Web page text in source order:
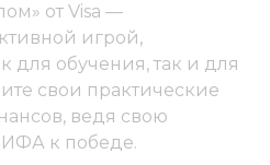
от Visa —
игрой,
для обучения, так и для
свои практические
ведя свою
к победе.